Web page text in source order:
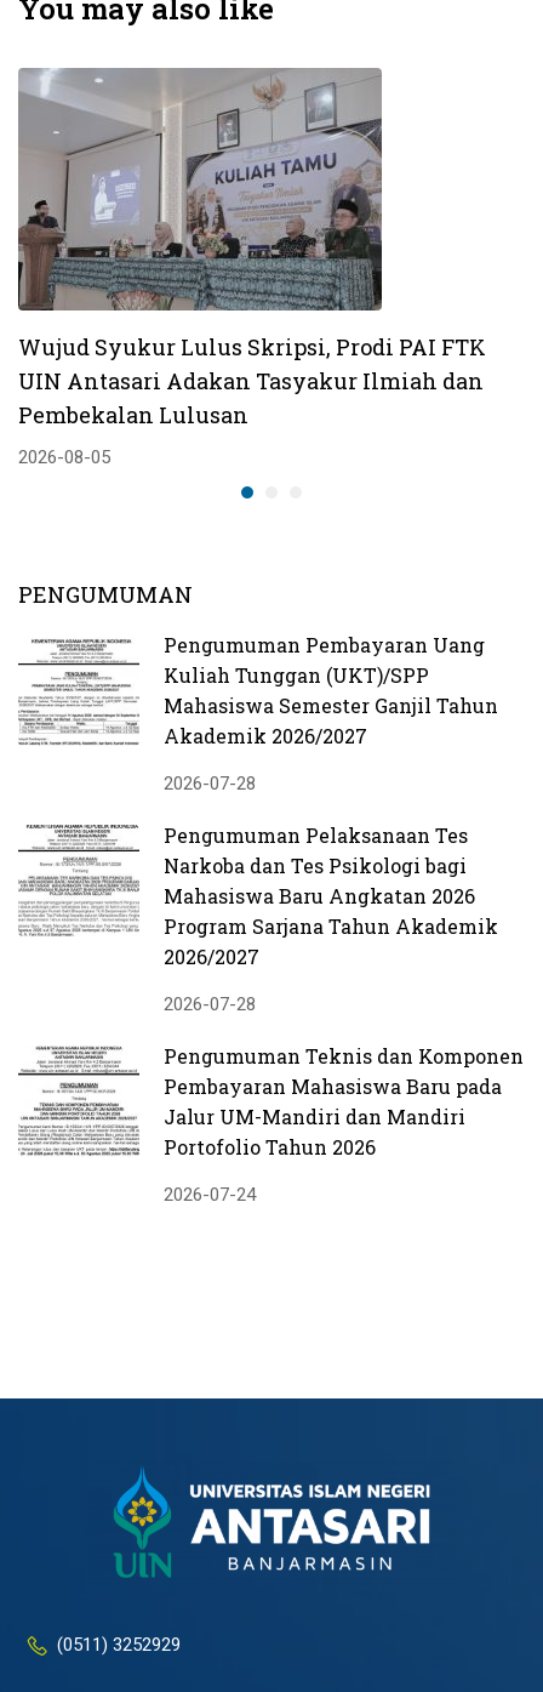
Dana Pendidikan
You may also like
Wujud Syukur Lulus Skripsi, Prodi PAI FTK
UIN Antasari Adakan Tasyakur Ilmiah dan
Pembekalan Lulusan
2026-08-05
PENGUMUMAN
Pengumuman Pembayaran Uang
Kuliah Tunggan (UKT)/SPP
Mahasiswa Semester Ganjil Tahun
Akademik 2026/2027
2026-07-28
Pengumuman Pelaksanaan Tes
Narkoba dan Tes Psikologi bagi
Mahasiswa Baru Angkatan 2026
Program Sarjana Tahun Akademik
2026/2027
2026-07-28
Pengumuman Teknis dan Komponen
Pembayaran Mahasiswa Baru pada
Jalur UM-Mandiri dan Mandiri
Portofolio Tahun 2026
2026-07-24
(0511) 3252929